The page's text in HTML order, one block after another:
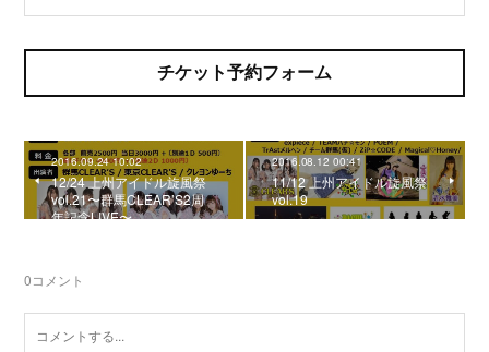
チケット予約フォーム
2016.09.24 10:02
12/24 上州アイドル旋風祭
vol.21〜群馬CLEAR’S2周
年記念LIVE〜
2016.08.12 00:41
11/12 上州アイドル旋風祭
vol.19
0コメント